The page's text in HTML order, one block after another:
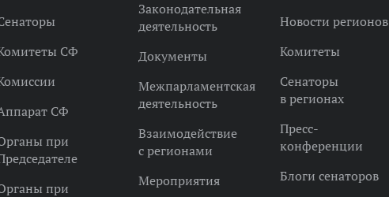
СФ
СФ
при
при
Законодательная
деятельность
Документы
Межпарламентская
деятельность
Взаимодействие
с регионами
Мероприятия
Новости регионов
Комитеты
Сенаторы
в регионах
Пресс-
конференции
Блоги сенаторов